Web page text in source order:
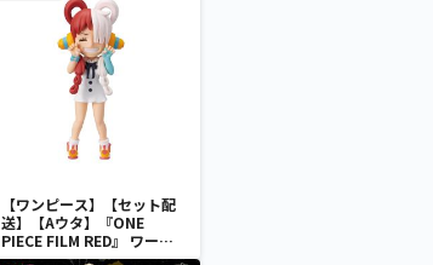
【ワンピース】【セット配
送】【Aウタ】『ONE
PIECE FILM RED』 ワール
ドコレクタブルフィギュ